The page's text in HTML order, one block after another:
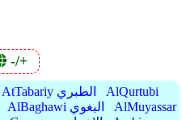
-/+
AtTabariy الطبري
AlQurtubi
AlBaghawi البغوي
AlMuyassar